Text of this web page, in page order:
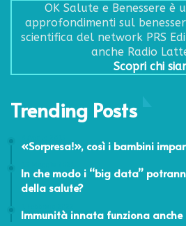
OK Salute e Benessere è
approfondimenti sul
scientifica del network PRS
anche Radio
Scopri chi
Trending Posts
«Sorpresa!», così i bambini
In che modo i “big data”
della salute?
Immunità innata funziona anche